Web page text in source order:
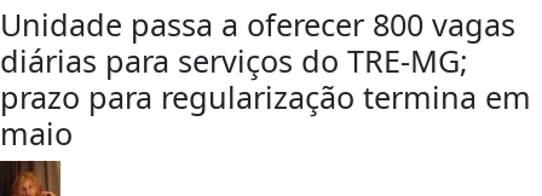
Unidade passa a oferecer 800 vagas
diárias para serviços do TRE-MG;
prazo para regularização termina em
maio